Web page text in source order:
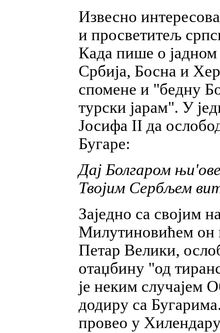
Извесно
и просветитељ
Када пише о
Србија, Босна и
спомене и "бедну
турски јарам". У
Јосифа II да
Бугаре:
Дај Болгаром
Твојим Сербљем
Заједно са својим
Милутиновићем он
Петар Велики,
отаџбину "од
је неким случајем
додиру са
провео у